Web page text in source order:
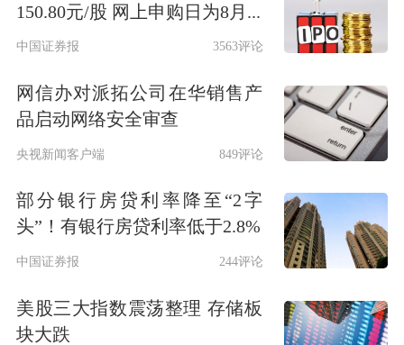
内在大跨度路轨两用悬索桥建设领域经
验相对较少，缺乏技术参考。”中建六
局高级工程师刘康告诉记者，施工地处
三峡库区末端，受蓄水调节影响，水位
目团队面临超深基坑开挖、超大方量混
凝土浇筑、超高空支架安装拆卸等诸多
项目团队夜以继日攻坚克难，一个问题
150.80元/股 网上申购日为8月...
中国证券报 3563评论
网信办对派拓公司在华销售产
品启动网络安全审查
央视新闻客户端 849评论
部分银行房贷利率降至“2字
头”！有银行房贷利率低于2.8%
中国证券报 244评论
美股三大指数震荡整理 存储板
块大跌